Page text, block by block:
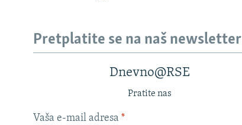
Pretplatite se na naš newsletter
Dnevno@RSE
Pratite nas
Vaša e-mail adresa *